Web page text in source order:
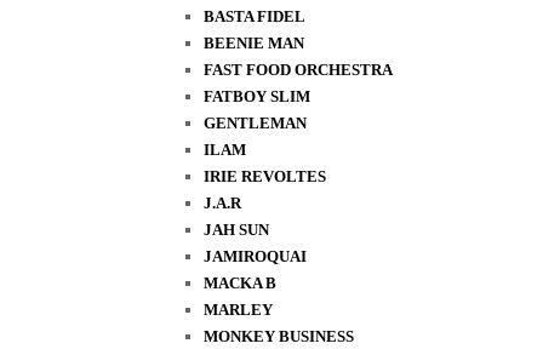
BASTA FIDEL
BEENIE MAN
FAST FOOD ORCHESTRA
FATBOY SLIM
GENTLEMAN
ILAM
IRIE REVOLTES
J.A.R
JAH SUN
JAMIROQUAI
MACKA B
MARLEY
MONKEY BUSINESS